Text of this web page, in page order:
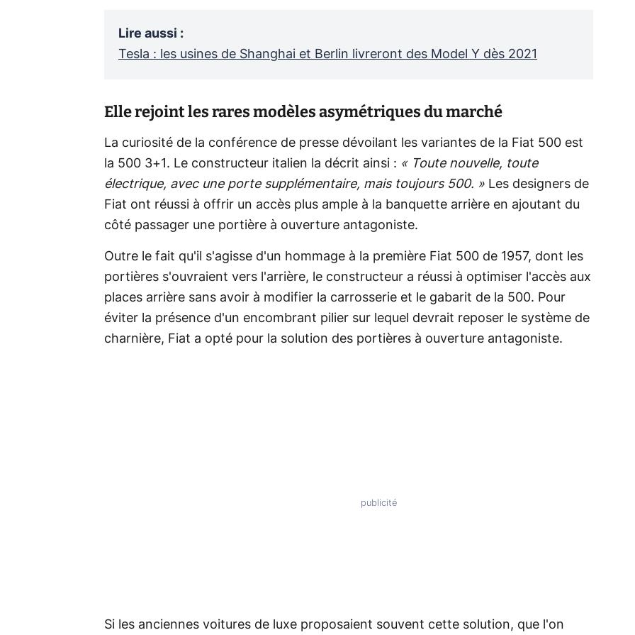
Lire aussi :
Tesla : les usines de Shanghai et Berlin livreront des Model Y dès 2021
Elle rejoint les rares modèles asymétriques du marché
La curiosité de la conférence de presse dévoilant les variantes de la Fiat 500 est
la 500 3+1. Le constructeur italien la décrit ainsi : « Toute nouvelle, toute
électrique, avec une porte supplémentaire, mais toujours 500. » Les designers de
Fiat ont réussi à offrir un accès plus ample à la banquette arrière en ajoutant du
côté passager une portière à ouverture antagoniste.
Outre le fait qu'il s'agisse d'un hommage à la première Fiat 500 de 1957, dont les
portières s'ouvraient vers l'arrière, le constructeur a réussi à optimiser l'accès aux
places arrière sans avoir à modifier la carrosserie et le gabarit de la 500. Pour
éviter la présence d'un encombrant pilier sur lequel devrait reposer le système de
charnière, Fiat a opté pour la solution des portières à ouverture antagoniste.
Si les anciennes voitures de luxe proposaient souvent cette solution, que l'on